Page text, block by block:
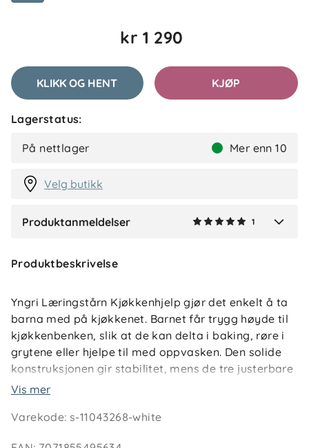
kr 1 290
KLIKK OG HENT KJØP
Lagerstatus:
På nettlager Mer enn 10
Velg butikk
Produktanmeldelser 1
Anmeldelser (1)
G
Produktbeskrivelse
Yngri Læringstårn Kjøkkenhjelp gjør det enkelt å ta
barna med på kjøkkenet. Barnet får trygg høyde til
kjøkkenbenken, slik at de kan delta i baking, røre i
grytene eller hjelpe til med oppvasken. Den solide
konstruksjonen gir stabilitet, mens de tre justerbare
nivåene gjør at tårnet vokser med barnet og kan
design gjør det til et funksjonelt og stilrent møbel
Vis mer
Varekode:s-11043268-white